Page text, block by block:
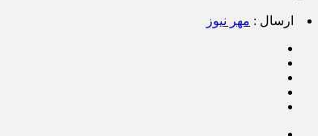
ارسال : مهر نیوز